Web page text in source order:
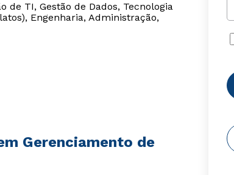
de TI, Gestão de Dados, Tecnologia
Engenharia, Administração,
Gerenciamento de